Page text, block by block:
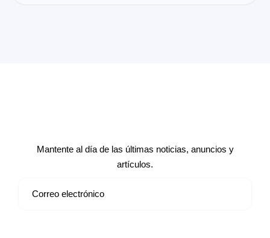
Mantente al día de las últimas noticias, anuncios y
artículos.